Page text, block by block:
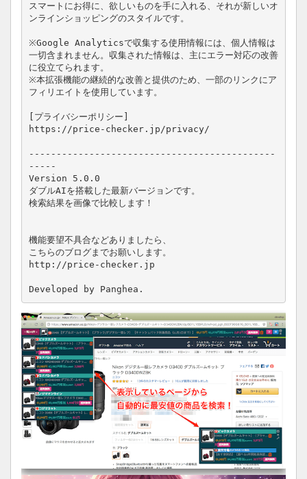
スマートにお得に、欲しいものを手に入れる、それが新しいオ
ンラインショッピングのスタイルです。
※Google Analyticsで収集する使用情報には、個人情報は
一切含まれません。収集された情報は、主にエラー対応の改善
に役立てられます。
※本拡張機能の継続的な改善と提供のため、一部のリンクにア
フィリエイトを使用しています。
[プライバシーポリシー]
https://price-checker.jp/privacy/
---------------------------------------------
-----
Version 5.0.0
ダブルAIを搭載した最新バージョンです。
検索結果を画像で比較します！
機能要望不具合などありましたら、
こちらのブログまでお願いします。
http://price-checker.jp
Developed by Panghea.